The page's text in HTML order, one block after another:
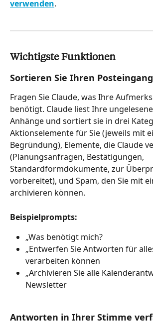
verwenden.
Wichtigste Funktionen
Sortieren Sie Ihren Posteingang
Fragen Sie Claude, was Ihre
benötigt. Claude liest Ihre
Anhänge und sortiert sie in drei
Aktionselemente für Sie (jeweils mit
Begründung), Elemente, die Claude
(Planungsanfragen, Bestätigungen,
Standardformdokumente, zur
vorbereitet), und Spam, den Sie mit
archivieren können.
Beispielprompts:
„Was benötigt mich?
„Entwerfen Sie Antworten für
verarbeiten können
„Archivieren Sie alle
Newsletter
Antworten in Ihrer Stimme